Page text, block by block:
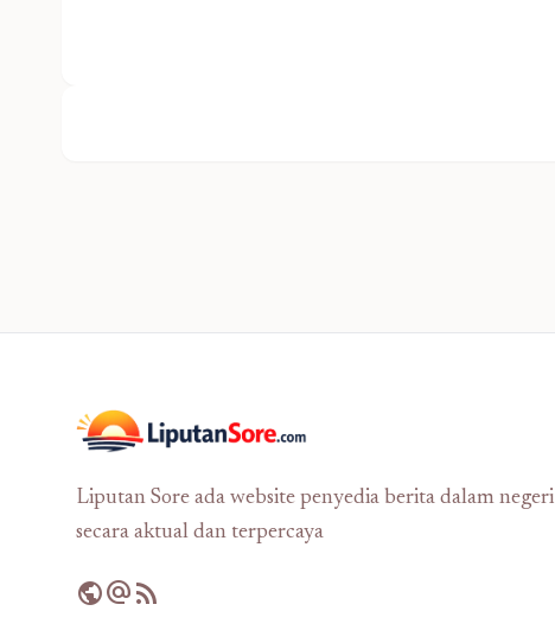
Liputan Sore ada website penyedia berita dalam negeri
secara aktual dan terpercaya
publicalternate_emailrss_feed